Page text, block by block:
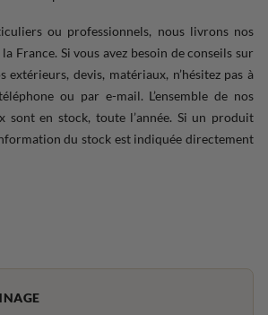
ou professionnels, nous livrons nos
France. Si vous avez besoin de conseils sur
extérieurs, devis, matériaux, n’hésitez pas à
ou par e-mail. L’ensemble de nos
sont en stock, toute l’année. Si un produit
du stock est indiquée directement